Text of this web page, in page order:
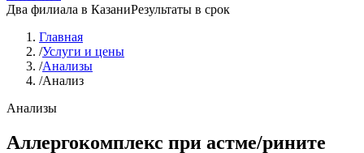
Два филиала в КазаниРезультаты в срок
Главная
/Услуги и цены
/Анализы
/Анализ
Анализы
Аллергокомплекс при астме/рините